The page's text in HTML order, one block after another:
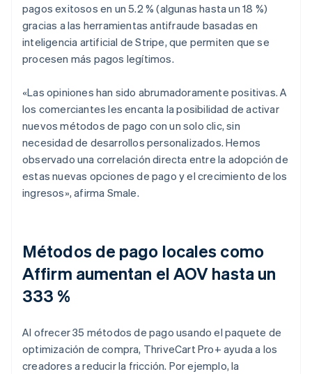
pagos exitosos en un 5.2 % (algunas hasta un 18 %)
gracias a las herramientas antifraude basadas en
inteligencia artificial de Stripe, que permiten que se
procesen más pagos legítimos.
«Las opiniones han sido abrumadoramente positivas. A
los comerciantes les encanta la posibilidad de activar
nuevos métodos de pago con un solo clic, sin
necesidad de desarrollos personalizados. Hemos
observado una correlación directa entre la adopción de
estas nuevas opciones de pago y el crecimiento de los
ingresos», afirma Smale.
Métodos de pago locales como
Affirm aumentan el AOV hasta un
333 %
Al ofrecer 35 métodos de pago usando el paquete de
optimización de compra, ThriveCart Pro+ ayuda a los
creadores a reducir la fricción. Por ejemplo, la